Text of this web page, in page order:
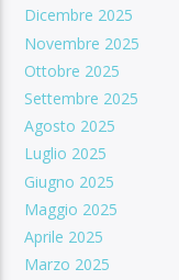
Dicembre 2025
Novembre 2025
Ottobre 2025
Settembre 2025
Agosto 2025
Luglio 2025
Giugno 2025
Maggio 2025
Aprile 2025
Marzo 2025